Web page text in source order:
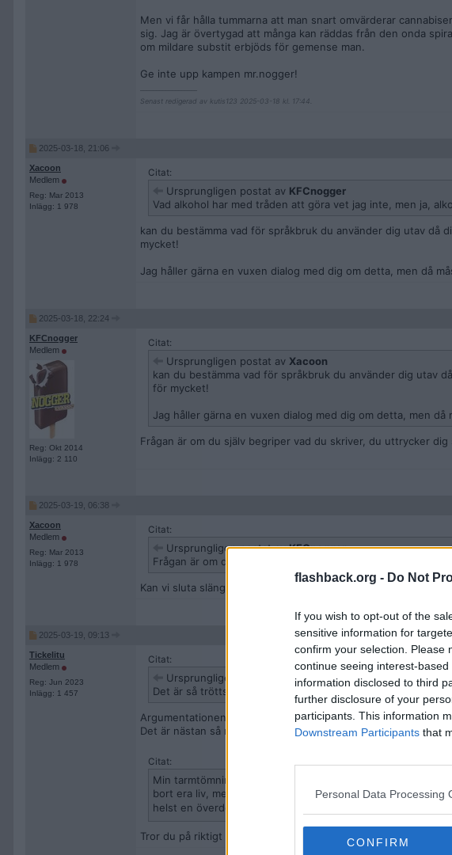
flashback.org - Do Not
If you wish to opt-out of the
sensitive information for
confirm your selection. Please
continue seeing interest-
information disclosed to third
further disclosure of your
participants. This information
Downstream Participants that
Personal Data Processing
CONFIRM
Men vi får hålla tummarna att man snart omvärderar
sig. Jag är övertygad att många kan räddas från den onda
om mildare substit erbjöds för gemense man.
Ge inte upp kampen mr.nogger!
Senast redigerad av kutis123 2025-03-18 kl. 17:44.
2025-03-18, 21:06
Xacoon
Medlem
Reg: Mar 2013
Inlägg: 1 978
Citat:
Ursprungligen postat av KFCnogger
Vad alkohol har med tråden att göra vet jag inte, men ja,
kan du bestämma vad för språkbruk du använder dig utav
mycket!
Jag håller gärna en vuxen dialog med dig om detta, men då
2025-03-18, 22:24
KFCnogger
Medlem
Reg: Okt 2014
Inlägg: 2 110
Citat:
Ursprungligen postat av Xacoon
kan du bestämma vad för språkbruk du använder dig utav
för mycket!
Jag håller gärna en vuxen dialog med dig om detta, men då
Frågan är om du själv begriper vad du skriver, du uttrycker dig
2025-03-19, 06:38
Xacoon
Medlem
Reg: Mar 2013
Inlägg: 1 978
Citat:
Ursprungligen postat avKFCnogger
Frågan är om du själv begriper vad du skriver, du uttrycker
Kan vi sluta slänga skit på varandra nu?
2025-03-19, 09:13
Tickelitu
Medlem
Reg: Jun 2023
Inlägg: 1 457
Citat:
Ursprungligen postat av
bogert
Det är så tröttsamt att försöka förklara saker för pundare
Argumentationen från er förbudsivrare består påfallande ofta
Det är nästan så man misstänker att era uppfattningar bara
Citat:
Min tarmtömning lever i högsta välmåga, tackar för visat
bort era liv, men kom inte och förvänta er att mina
helst en överdos
Tror du på riktigt att arbetslöshet och hälsoproblem är hur